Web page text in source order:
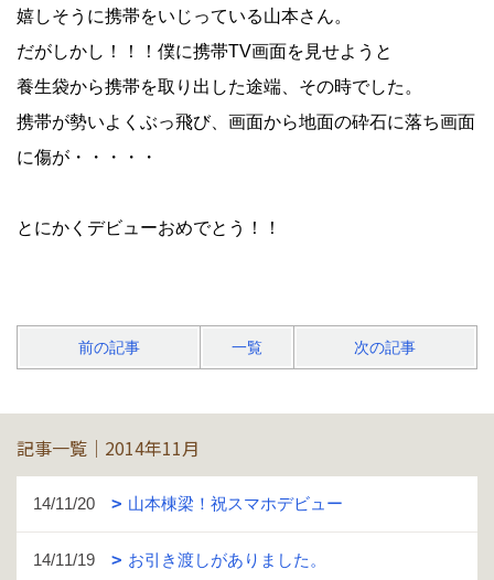
嬉しそうに携帯をいじっている山本さん。
だがしかし！！！僕に携帯TV画面を見せようと
養生袋から携帯を取り出した途端、その時でした。
携帯が勢いよくぶっ飛び、画面から地面の砕石に落ち画面
に傷が・・・・・
とにかくデビューおめでとう！！
前の記事 一覧 次の記事
記事一覧｜2014年11月
14/11/20 山本棟梁！祝スマホデビュー
14/11/19 お引き渡しがありました。